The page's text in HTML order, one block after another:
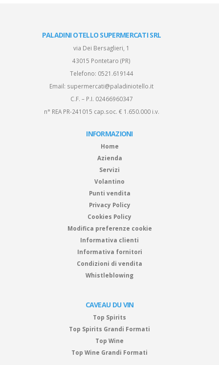
PALADINI OTELLO SUPERMERCATI SRL
via Dei Bersaglieri, 1
43015 Pontetaro (PR)
Telefono: 0521.619144
Email: supermercati@paladiniotello.it
C.F. – P.I. 02466960347
n° REA PR-241015 cap.soc. € 1.650.000 i.v.
INFORMAZIONI
Home
Azienda
Servizi
Volantino
Punti vendita
Privacy Policy
Cookies Policy
Modifica preferenze cookie
Informativa clienti
Informativa fornitori
Condizioni di vendita
Whistleblowing
CAVEAU DU VIN
Top Spirits
Top Spirits Grandi Formati
Top Wine
Top Wine Grandi Formati